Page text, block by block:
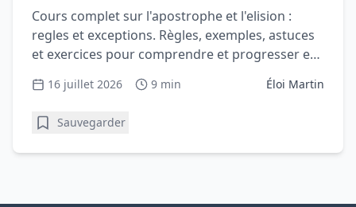
Cours complet sur l'apostrophe et l'elision :
regles et exceptions. Règles, exemples, astuces
et exercices pour comprendre et progresser en
16 juillet 2026 9 min Éloi Martin
Sauvegarder